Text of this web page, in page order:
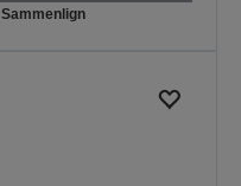
Sammenlign